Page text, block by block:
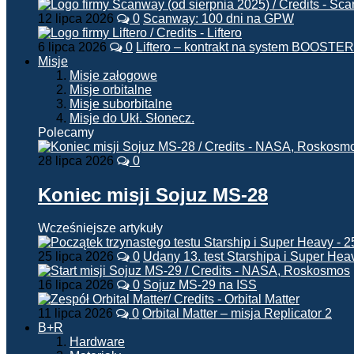
12 lipca 2026 0 Scanway: 100 dni na GPW
6 lipca 2026 0 Liftero – kontrakt na system BOOSTER
Misje
Misje załogowe
Misje orbitalne
Misje suborbitalne
Misje do Ukł. Słonecz.
Polecamy
28 lipca 2026 0
Koniec misji Sojuz MS-28
Wcześniejsze artykuły
25 lipca 2026 0 Udany 13. test Starshipa i Super
16 lipca 2026 0 Sojuz MS-29 na ISS
11 lipca 2026 0 Orbital Matter – misja Replicator 2
B+R
Hardware